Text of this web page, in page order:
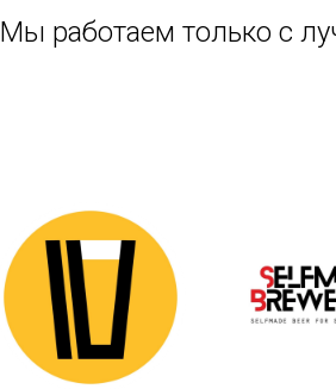
Мы работаем только с